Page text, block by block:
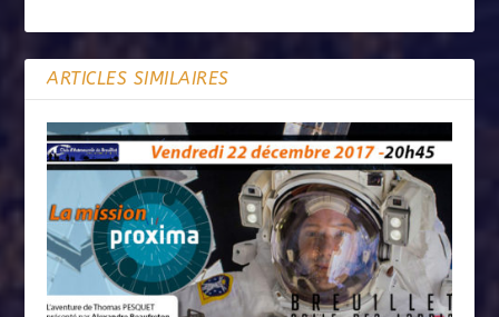
ARTICLES SIMILAIRES